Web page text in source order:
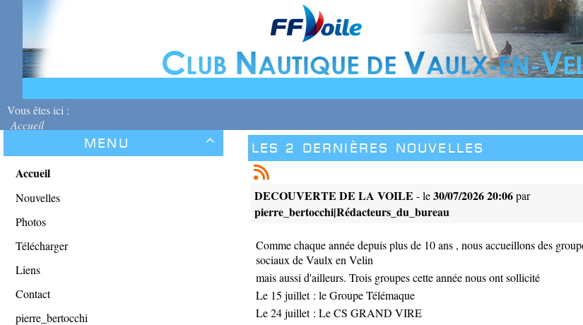
Vous êtes ici :
Accueil

Menu
Accueil
Nouvelles
Photos
Télécharger
Liens
Contact
pierre_bertocchi
Les 2 dernières nouvelles
DECOUVERTE DE LA VOILE - le30/07/2026 20:06par
pierre_bertocchi|Rédacteurs_du_bureau
Comme chaque année depuis plus de 10 ans , nous accueillons des
sociaux de Vaulx en Velin
mais aussi d'ailleurs. Trois groupes cette année nous ont sollicité
Le 15 juillet : le Groupe Télémaque
Le 24 juillet : Le CS GRAND VIRE